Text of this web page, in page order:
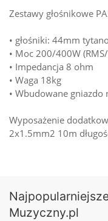
Zestawy głośnikowe
• głośniki: 44mm
• Moc 200/400W
• Impedancja 8 ohm
• Waga 18kg
• Wbudowane gniazdo
Wyposażenie
2x1.5mm2 10m
Muzyczny.pl